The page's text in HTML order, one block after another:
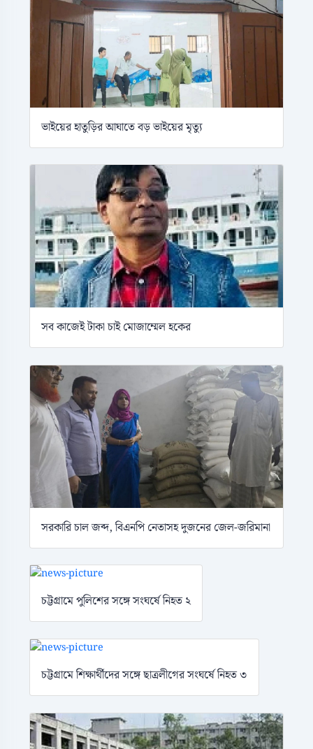
ভাইয়ের হাতুড়ির আঘাতে বড় ভাইয়ের মৃত্যু
সব কাজেই টাকা চাই মোজাম্মেল হকের
সরকারি চাল জব্দ, বিএনপি নেতাসহ দুজনের জেল-জরিমানা
চট্টগ্রামে পুলিশের সঙ্গে সংঘর্ষে নিহত ২
চট্টগ্রামে শিক্ষার্থীদের সঙ্গে ছাত্রলীগের সংঘর্ষে নিহত ৩